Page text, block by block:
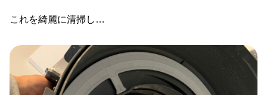
これを綺麗に清掃し…